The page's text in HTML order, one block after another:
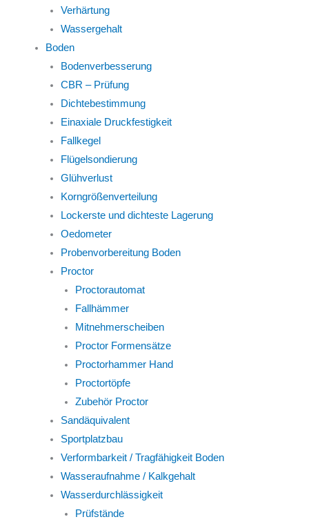
Verhärtung
Wassergehalt
Boden
Bodenverbesserung
CBR – Prüfung
Dichtebestimmung
Einaxiale Druckfestigkeit
Fallkegel
Flügelsondierung
Glühverlust
Korngrößenverteilung
Lockerste und dichteste Lagerung
Oedometer
Probenvorbereitung Boden
Proctor
Proctorautomat
Fallhämmer
Mitnehmerscheiben
Proctor Formensätze
Proctorhammer Hand
Proctortöpfe
Zubehör Proctor
Sandäquivalent
Sportplatzbau
Verformbarkeit / Tragfähigkeit Boden
Wasseraufnahme / Kalkgehalt
Wasserdurchlässigkeit
Prüfstände